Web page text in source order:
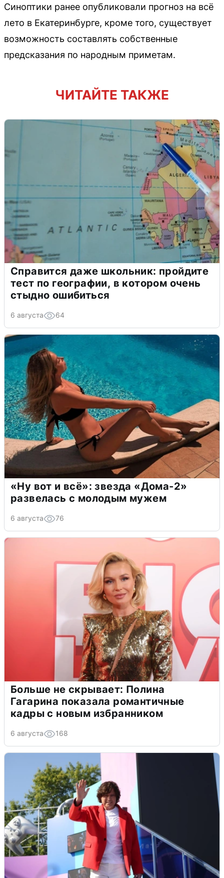
Синоптики ранее опубликовали прогноз на всё
лето в Екатеринбурге, кроме того, существует
возможность составлять собственные
предсказания по народным приметам.
ЧИТАЙТЕ ТАКЖЕ
Справится даже школьник: пройдите
тест по географии, в котором очень
стыдно ошибиться
6 августа 64
«Ну вот и всё»: звезда «Дома-2»
развелась с молодым мужем
6 августа 76
Больше не скрывает: Полина
Гагарина показала романтичные
кадры с новым избранником
6 августа 168